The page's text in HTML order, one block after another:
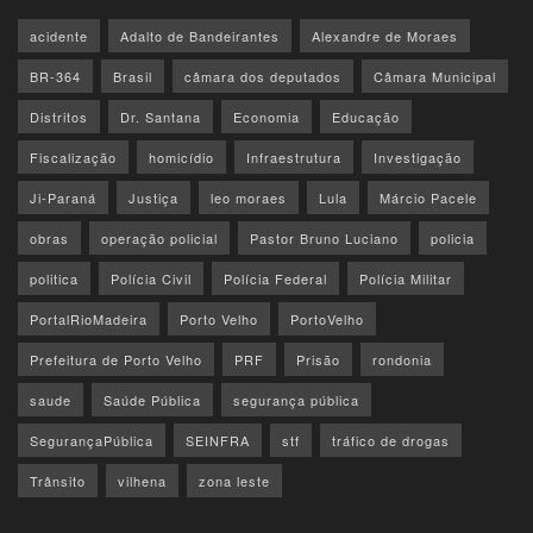
acidente Adalto de Bandeirantes Alexandre de Moraes
BR-364 Brasil câmara dos deputados Câmara Municipal
Distritos Dr. Santana Economia Educação
Fiscalização homicídio Infraestrutura Investigação
Ji-Paraná Justiça leo moraes Lula Márcio Pacele
obras operação policial Pastor Bruno Luciano policia
politica Polícia Civil Polícia Federal Polícia Militar
PortalRioMadeira Porto Velho PortoVelho
Prefeitura de Porto Velho PRF Prisão rondonia
saude Saúde Pública segurança pública
SegurançaPública SEINFRA stf tráfico de drogas
Trânsito vilhena zona leste